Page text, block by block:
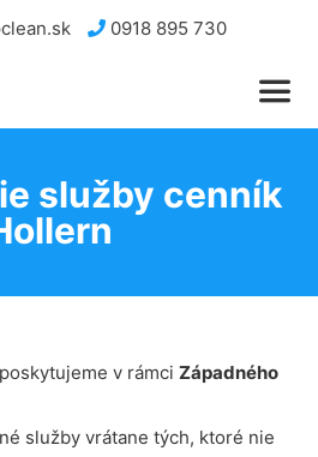
0918 895 730
služby cenník
v rámci Západného
služby vrátane tých, ktoré nie